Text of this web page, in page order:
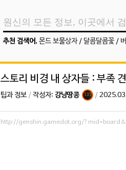
추천 검색어 , 몬드 보물상자/ 달콤달콤꽃/
스토리 비경 내 상자들 : 부족
팁과 정보 / 작성자: 강낭땅콩 137 /
http://genshin.gamedot.org/